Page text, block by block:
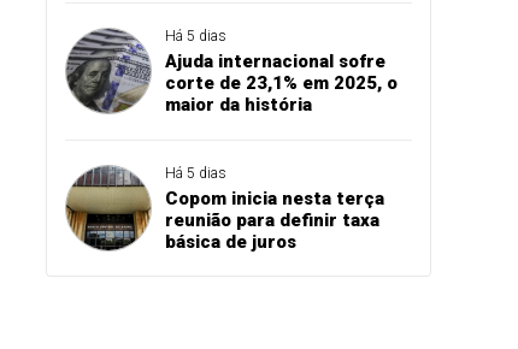
Há 5 dias
Ajuda internacional sofre
corte de 23,1% em 2025, o
maior da história
Há 5 dias
Copom inicia nesta terça
reunião para definir taxa
básica de juros